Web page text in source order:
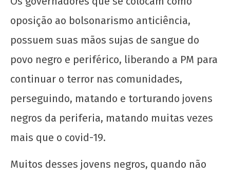
oposição ao bolsonarismo anticiência,
possuem suas mãos sujas de sangue do
povo negro e periférico, liberando a PM para
continuar o terror nas comunidades,
perseguindo, matando e torturando jovens
negros da periferia, matando muitas vezes
mais que o covid-19.
Muitos desses jovens negros, quando não